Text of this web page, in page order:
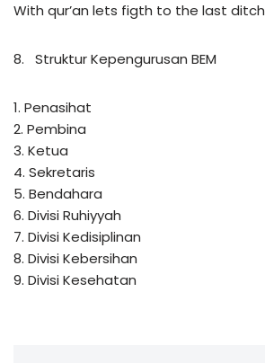
With qur’an lets figth to the last ditch
8. Struktur Kepengurusan BEM
1. Penasihat
2. Pembina
3. Ketua
4. Sekretaris
5. Bendahara
6. Divisi Ruhiyyah
7. Divisi Kedisiplinan
8. Divisi Kebersihan
9. Divisi Kesehatan